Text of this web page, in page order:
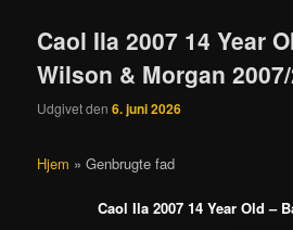
Caol Ila 2007 14 Year
Wilson & Morgan 2007/
Udgivet den6. juni 2026
Hjem »Genbrugte fad
Caol Ila 2007 14 Year Old –